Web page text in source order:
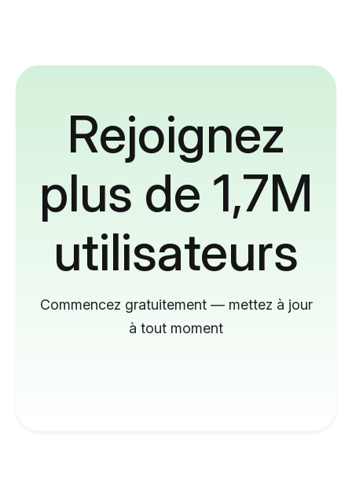
Rejoignez
plus de 1,7M
utilisateurs
Commencez gratuitement — mettez à jour
à tout moment